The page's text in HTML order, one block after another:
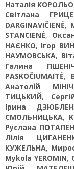
Наталія
Світлана
DARGINAVIČIENĖ,
STANCIENĖ,
НАЄНКО, Ігор
НАУМОВСЬКА,
Галина
PASKOČIUMAITĖ,
Анатолій МІНІЧ
ТИЦЬКИЙ,
Ірина
СМОЛЬНИЦЬКА,
Руслана
Лілія
КУЖЕЛЬНА,
Mykola YEROMIN,